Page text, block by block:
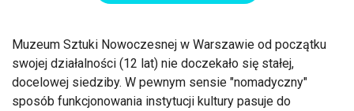
Muzeum Sztuki Nowoczesnej w Warszawie od początku
swojej działalności (12 lat) nie doczekało się stałej,
docelowej siedziby. W pewnym sensie "nomadyczny"
sposób funkcjonowania instytucji kultury pasuje do